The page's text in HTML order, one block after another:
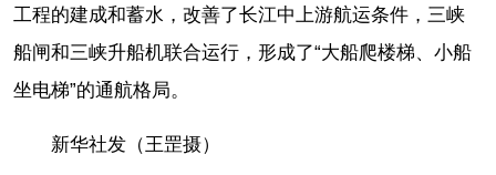
工程的建成和蓄水，改善了长江中上游航运条件，三峡
船闸和三峡升船机联合运行，形成了“大船爬楼梯、小船
坐电梯”的通航格局。
新华社发（王罡摄）